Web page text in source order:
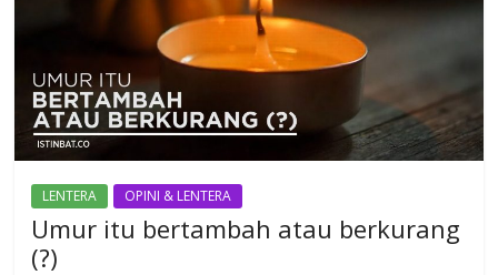
LENTERA OPINI & LENTERA
Umur itu bertambah atau berkurang
(?)